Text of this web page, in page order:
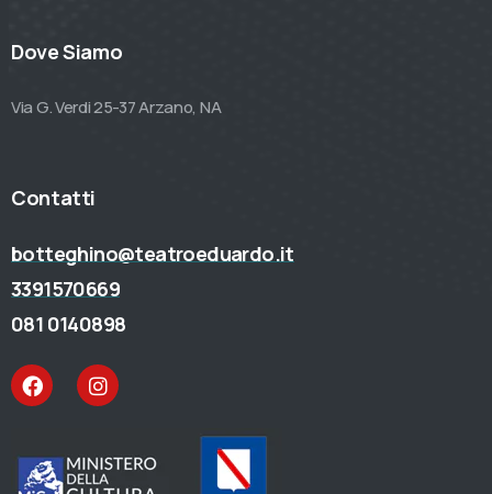
Dove Siamo
Via G. Verdi 25-37 Arzano, NA
Contatti
botteghino@teatroeduardo.it
3391570669
081 0140898